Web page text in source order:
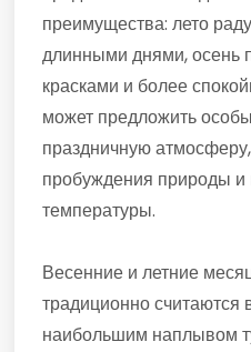
преимущества: лето
длинными днями, осень
красками и более
может предложить
праздничную
пробуждения природы
температуры.
Весенние и летние
традиционно считаются
наибольшим наплывом